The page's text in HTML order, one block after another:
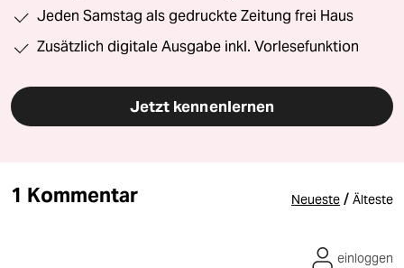
Jeden Samstag als gedruckte Zeitung frei Haus
Zusätzlich digitale Ausgabe inkl. Vorlesefunktion
Jetzt kennenlernen
1 Kommentar Neueste / Älteste
einloggen